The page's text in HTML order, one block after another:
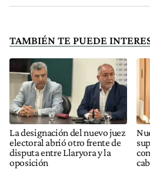
TAMBIÉN TE PUEDE
La designación del nuevo juez
electoral abrió otro frente de
disputa entre Llaryora y la
oposición